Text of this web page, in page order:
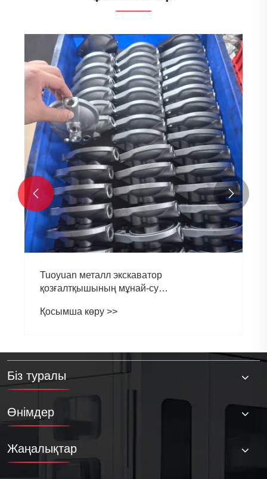
Tuoyuan металл экскаватор
қозғалтқышының мұнай-су
Қосымша көру >>
 
Біз туралы
Өнімдер
Жаңалықтар